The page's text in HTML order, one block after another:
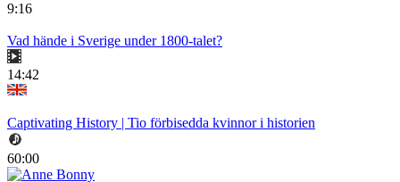
9:16
Vad hände i Sverige under 1800-talet?
14:42
Captivating History | Tio förbisedda kvinnor i historien
60:00